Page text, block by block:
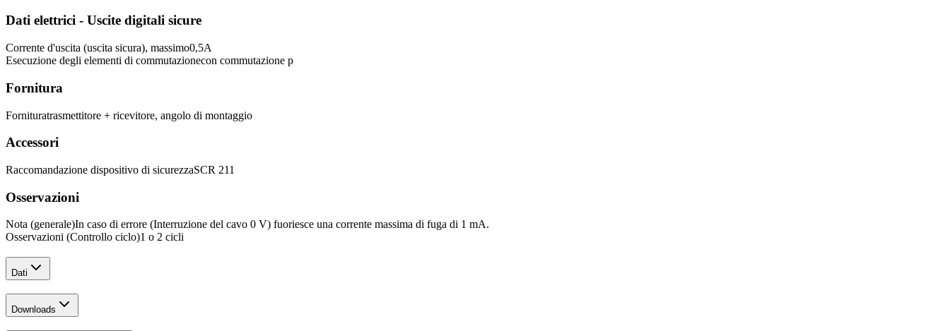
Dati elettrici - Uscite digitali sicure
Corrente d'uscita (uscita sicura), massimo0,5A
Esecuzione degli elementi di commutazionecon commutazione p
Fornitura
Fornituratrasmettitore + ricevitore, angolo di montaggio
Accessori
Raccomandazione dispositivo di sicurezzaSCR 211
Osservazioni
Nota (generale)In caso di errore (Interruzione del cavo 0 V) fuoriesce una corrente massima di fuga di 1 mA.
Osservazioni (Controllo ciclo)1 o 2 cicli
Dati
Downloads